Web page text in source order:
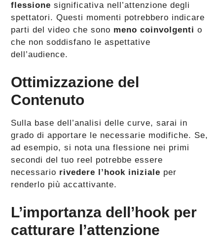
flessione significativa nell’attenzione degli
spettatori. Questi momenti potrebbero indicare
parti del video che sono meno coinvolgenti o
che non soddisfano le aspettative
dell’audience.
Ottimizzazione del
Contenuto
Sulla base dell’analisi delle curve, sarai in
grado di apportare le necessarie modifiche. Se,
ad esempio, si nota una flessione nei primi
secondi del tuo reel potrebbe essere
necessario rivedere l’hook iniziale per
renderlo più accattivante.
L’importanza dell’hook per
catturare l’attenzione